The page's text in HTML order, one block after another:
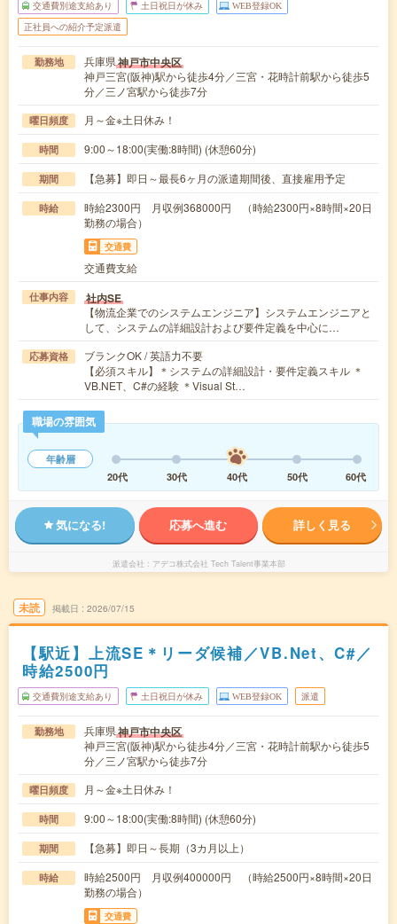
交通費別途支給あり 土日祝日が休み WEB登録OK
正社員への紹介予定派遣
勤務地 兵庫県神戸市中央区
神戸三宮(阪神)駅から徒歩4分／三宮・花時計前駅から徒歩5
分／三ノ宮駅から徒歩7分
曜日頻度 月～金※土日休み！
時間 9:00～18:00(実働:8時間) (休憩60分)
期間 【急募】即日～最長6ヶ月の派遣期間後、直接雇用予定
時給
時給2300円 月収例368000円 （時給2300円×8時間×20日
勤務の場合）
交通費
交通費支給
仕事内容 社内SE
【物流企業でのシステムエンジニア】システムエンジニアと
して、システムの詳細設計および要件定義を中心に…
応募資格
ブランクOK / 英語力不要
【必須スキル】＊システムの詳細設計・要件定義スキル ＊
VB.NET、C#の経験 ＊Visual St…
職場の雰囲気
年齢層
20代
30代 40代 50代 60代
気になる! 応募へ進む 詳しく見る
派遣会社 アデコ株式会社 Tech Talent事業本部
未読 掲載日 2026/07/15
【駅近】上流SE＊リーダ候補／VB.Net、C#／
時給2500円
交通費別途支給あり 土日祝日が休み WEB登録OK 派遣
勤務地 兵庫県神戸市中央区
神戸三宮(阪神)駅から徒歩4分／三宮・花時計前駅から徒歩5
分／三ノ宮駅から徒歩7分
曜日頻度 月～金※土日休み！
時間 9:00～18:00(実働:8時間) (休憩60分)
期間 【急募】即日～長期（3カ月以上）
時給
時給2500円 月収例400000円 （時給2500円×8時間×20日
勤務の場合）
交通費